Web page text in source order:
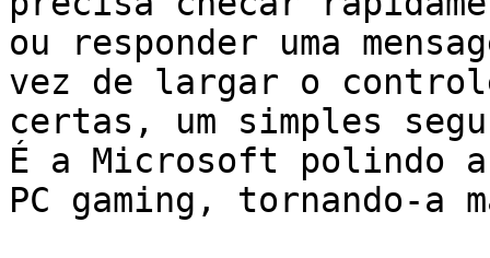
ou responder uma
vez de largar o
certas, um simples
É a Microsoft polindo
PC gaming,